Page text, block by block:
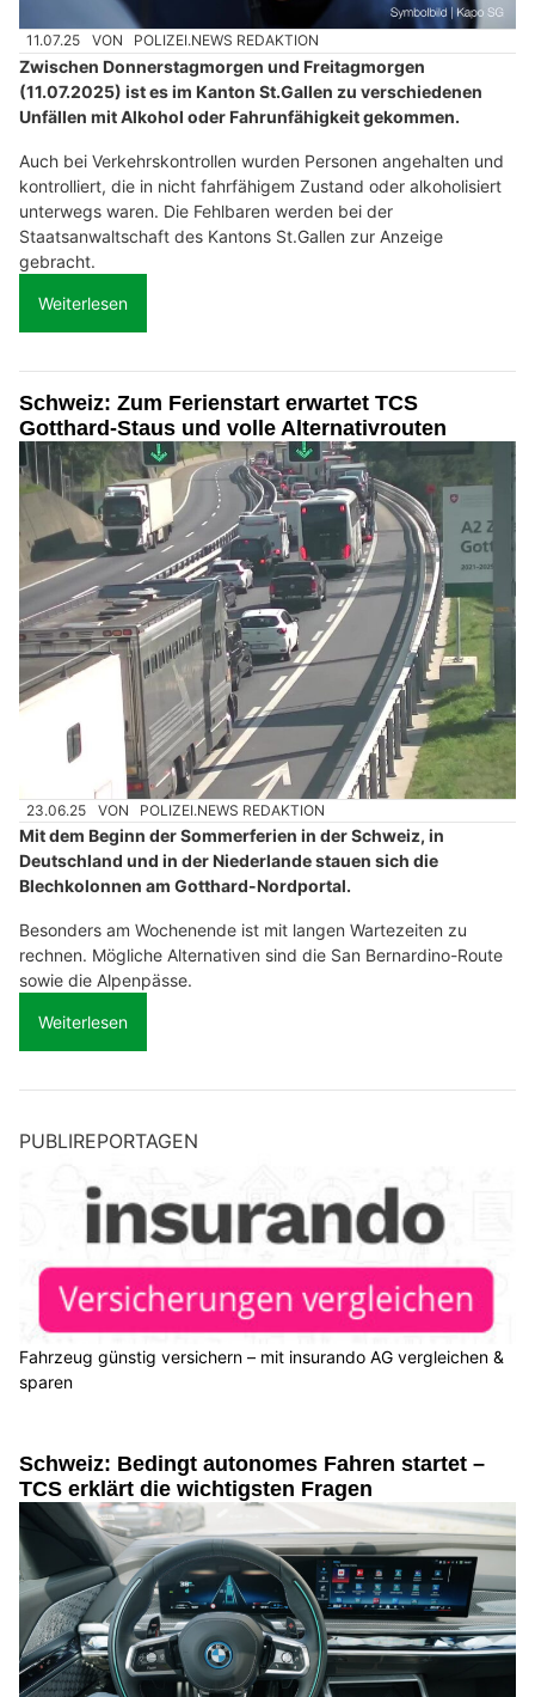
11.07.25 VON POLIZEI.NEWS REDAKTION
Zwischen Donnerstagmorgen und Freitagmorgen
(11.07.2025) ist es im Kanton St.Gallen zu verschiedenen
Unfällen mit Alkohol oder Fahrunfähigkeit gekommen.
Auch bei Verkehrskontrollen wurden Personen angehalten und
kontrolliert, die in nicht fahrfähigem Zustand oder alkoholisiert
unterwegs waren. Die Fehlbaren werden bei der
Staatsanwaltschaft des Kantons St.Gallen zur Anzeige
gebracht.
Weiterlesen
Schweiz: Zum Ferienstart erwartet TCS
Gotthard-Staus und volle Alternativrouten
23.06.25 VON POLIZEI.NEWS REDAKTION
Mit dem Beginn der Sommerferien in der Schweiz, in
Deutschland und in der Niederlande stauen sich die
Blechkolonnen am Gotthard-Nordportal.
Besonders am Wochenende ist mit langen Wartezeiten zu
rechnen. Mögliche Alternativen sind die San Bernardino-Route
sowie die Alpenpässe.
Weiterlesen
PUBLIREPORTAGEN
Fahrzeug günstig versichern – mit insurando AG vergleichen &
sparen
Schweiz: Bedingt autonomes Fahren startet –
TCS erklärt die wichtigsten Fragen